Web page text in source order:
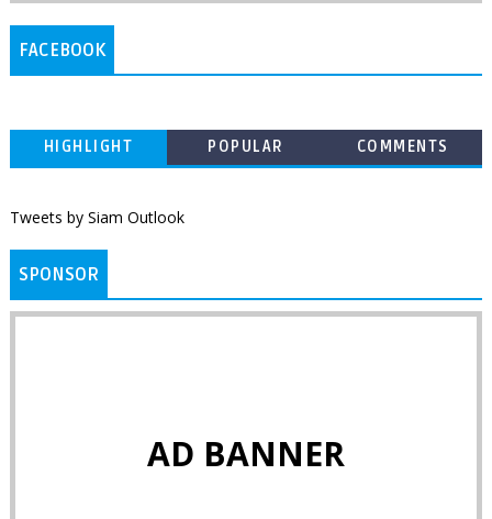
FACEBOOK
HIGHLIGHT POPULAR COMMENTS
Tweets by Siam Outlook
SPONSOR
AD BANNER